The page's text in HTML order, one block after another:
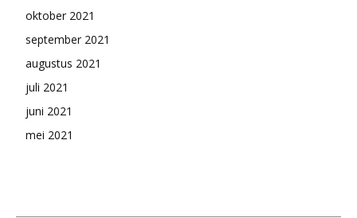
oktober 2021
september 2021
augustus 2021
juli 2021
juni 2021
mei 2021